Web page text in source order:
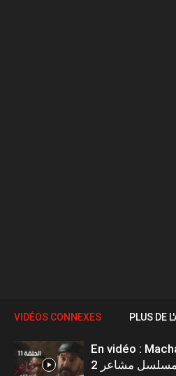
VIDÉOS CONNEXES PLUS DE
En vidéo :